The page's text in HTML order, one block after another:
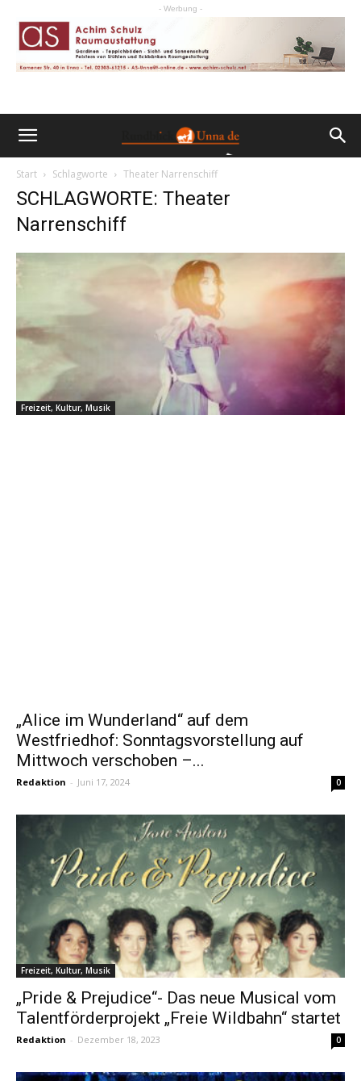
- Werbung -
Start Schlagworte Theater Narrenschiff
SCHLAGWORTE: Theater
Narrenschiff
Freizeit, Kultur, Musik
„Alice im Wunderland“ auf dem
Westfriedhof: Sonntagsvorstellung auf
Mittwoch verschoben –...
Redaktion - Juni 17, 2024 0
Freizeit, Kultur, Musik
„Pride & Prejudice“- Das neue Musical vom
Talentförderprojekt „Freie Wildbahn“ startet
Redaktion - Dezember 18, 2023 0